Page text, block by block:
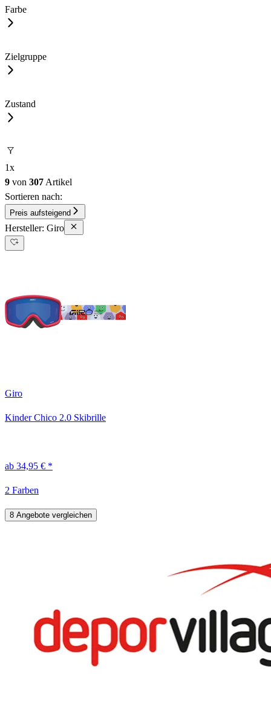
Farbe
Zielgruppe
Zustand
1x
9 von 307 Artikel
Sortieren nach:
Preis aufsteigend
Hersteller: Giro
Giro
Kinder Chico 2.0 Skibrille
ab 34,95 € *
2 Farben
8 Angebote vergleichen